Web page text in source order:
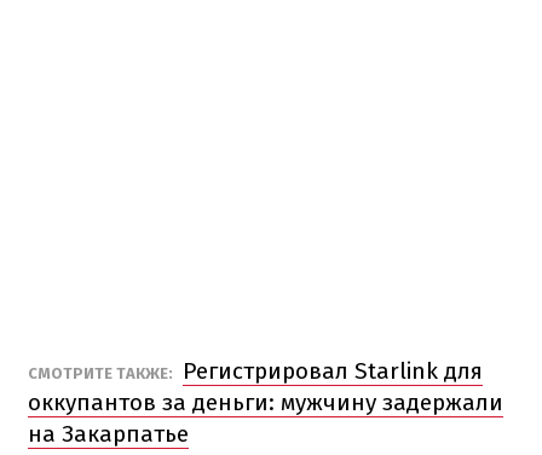
СМОТРИТЕ ТАКЖЕ:
Регистрировал Starlink для
оккупантов за деньги: мужчину задержали
на Закарпатье